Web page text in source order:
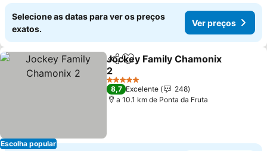
Selecione as datas para ver os preços
exatos.
Ver preços
Escolha popular
PartilharAdicionar aos favoritos
Jockey Family Chamonix
2
Ver preços
5 Estrelas
8,7 Excelente
248
a 10.1 km de Ponta da Fruta